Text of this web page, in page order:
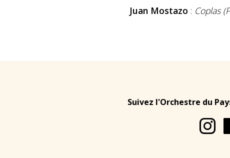
Juan Mostazo : Coplas
Suivez l'Orchestre du